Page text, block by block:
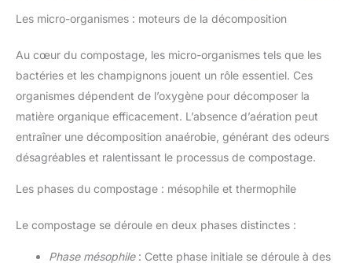
Les micro-organismes : moteurs de la décomposition
Au cœur du compostage, les micro-organismes tels que les
bactéries et les champignons jouent un rôle essentiel. Ces
organismes dépendent de l’oxygène pour décomposer la
matière organique efficacement. L’absence d’aération peut
entraîner une décomposition anaérobie, générant des odeurs
désagréables et ralentissant le processus de compostage.
Les phases du compostage : mésophile et thermophile
Le compostage se déroule en deux phases distinctes :
Phase mésophile: Cette phase initiale se déroule à des